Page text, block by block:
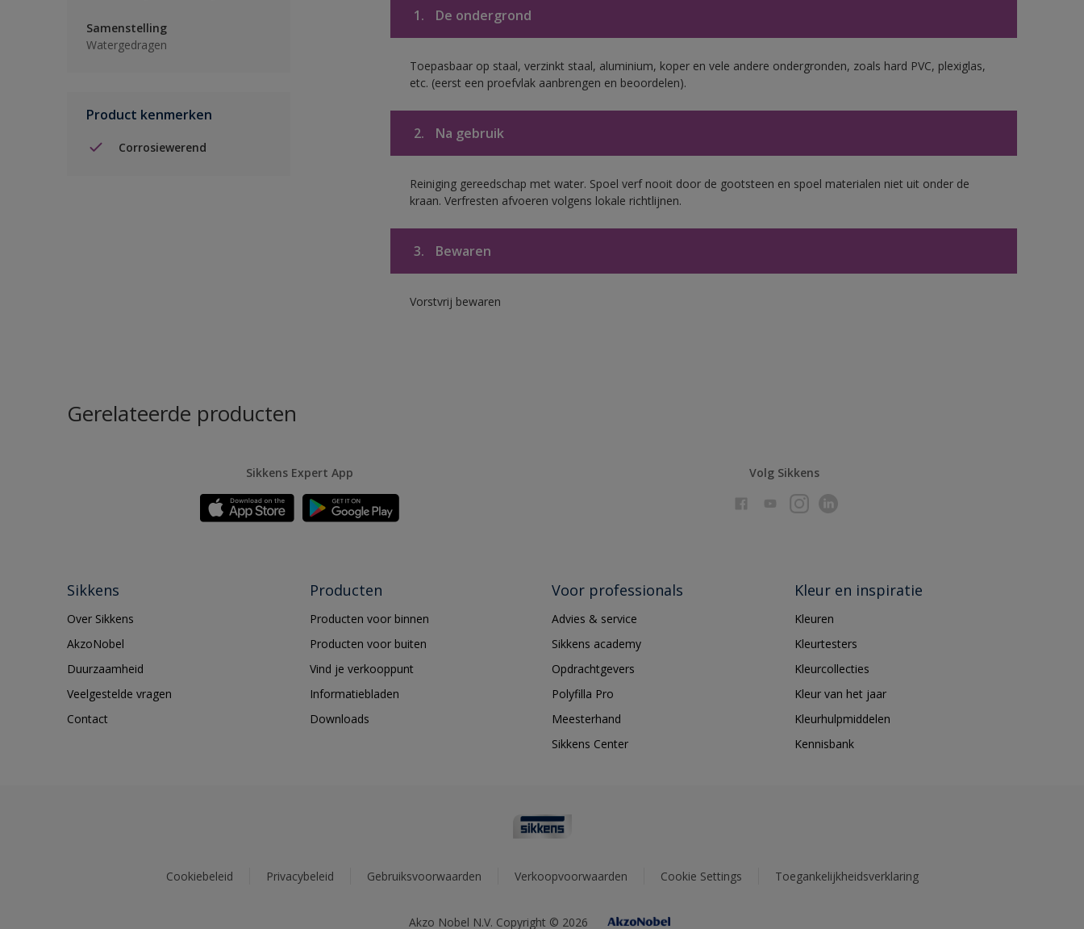
Samenstelling
Watergedragen
Product kenmerken
Corrosiewerend
1. De ondergrond
Toepasbaar op staal, verzinkt staal, aluminium, koper en vele andere ondergronden, zoals hard PVC, plexiglas,
etc. (eerst een proefvlak aanbrengen en beoordelen).
2. Na gebruik
Reiniging gereedschap met water. Spoel verf nooit door de gootsteen en spoel materialen niet uit onder de
kraan. Verfresten afvoeren volgens lokale richtlijnen.
3. Bewaren
Vorstvrij bewaren
Gerelateerde producten
Sikkens Expert App Volg Sikkens
Sikkens
Over Sikkens
AkzoNobel
Duurzaamheid
Veelgestelde vragen
Contact
Producten
Producten voor binnen
Producten voor buiten
Vind je verkooppunt
Informatiebladen
Downloads
Voor professionals
Advies & service
Sikkens academy
Opdrachtgevers
Polyfilla Pro
Meesterhand
Sikkens Center
Kleur en inspiratie
Kleuren
Kleurtesters
Kleurcollecties
Kleur van het jaar
Kleurhulpmiddelen
Kennisbank
Cookiebeleid Privacybeleid Gebruiksvoorwaarden Verkoopvoorwaarden Cookie Settings Toegankelijkheidsverklaring
Akzo Nobel N.V. Copyright © 2026